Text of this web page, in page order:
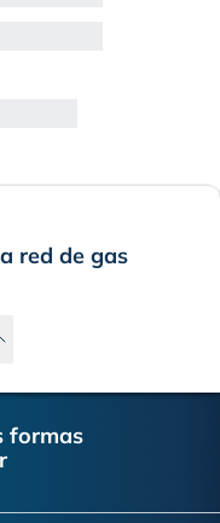
red de gas
formas